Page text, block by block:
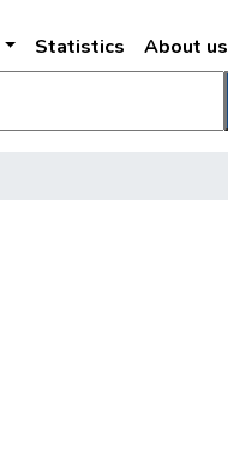
Statistics About us